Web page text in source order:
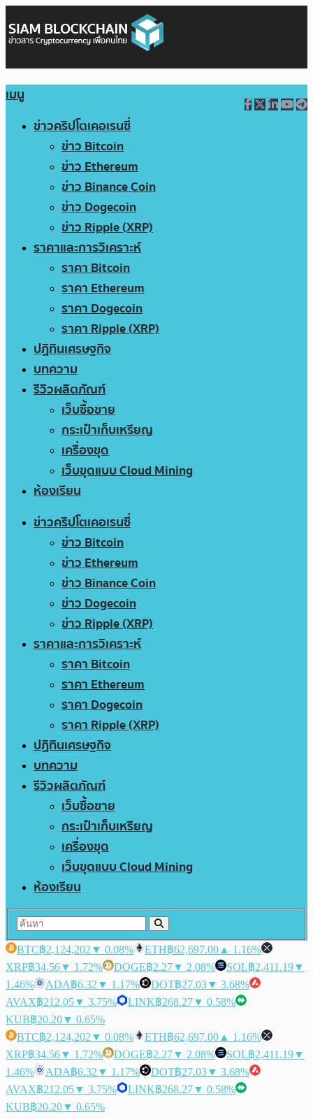
เมนู
ข่าวคริปโตเคอเรนซี่
ข่าว Bitcoin
ข่าว Ethereum
ข่าว Binance Coin
ข่าว Dogecoin
ข่าว Ripple (XRP)
ราคาและการวิเคราะห์
ราคา Bitcoin
ราคา Ethereum
ราคา Dogecoin
ราคา Ripple (XRP)
ปฏิทินเศรษฐกิจ
บทความ
รีวิวผลิตภัณฑ์
เว็บซื้อขาย
กระเป๋าเก็บเหรียญ
เครื่องขุด
เว็บขุดแบบ Cloud Mining
ห้องเรียน
ข่าวคริปโตเคอเรนซี่
ข่าว Bitcoin
ข่าว Ethereum
ข่าว Binance Coin
ข่าว Dogecoin
ข่าว Ripple (XRP)
ราคาและการวิเคราะห์
ราคา Bitcoin
ราคา Ethereum
ราคา Dogecoin
ราคา Ripple (XRP)
ปฏิทินเศรษฐกิจ
บทความ
รีวิวผลิตภัณฑ์
เว็บซื้อขาย
กระเป๋าเก็บเหรียญ
เครื่องขุด
เว็บขุดแบบ Cloud Mining
ห้องเรียน
BTC฿2,124,202 ▼ 0.08% ETH฿62,697.00 ▲ 1.16%
XRP฿34.56▼ 1.72% DOGE฿2.27▼ 2.08% SOL฿2,411.19▼
1.46%
ADA฿6.32 ▼ 1.17% DOT฿27.03▼ 3.68%
AVAX฿212.05▼ 3.75% LINK฿268.27▼ 0.58%
KUB฿20.20▼ 0.65%
BTC฿2,124,202 ▼ 0.08% ETH฿62,697.00 ▲ 1.16%
XRP฿34.56▼ 1.72% DOGE฿2.27▼ 2.08% SOL฿2,411.19▼
1.46%
ADA฿6.32 ▼ 1.17% DOT฿27.03▼ 3.68%
AVAX฿212.05▼ 3.75% LINK฿268.27▼ 0.58%
KUB฿20.20▼ 0.65%